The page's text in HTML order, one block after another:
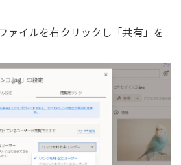
ァイルを右クリックし「共有」を